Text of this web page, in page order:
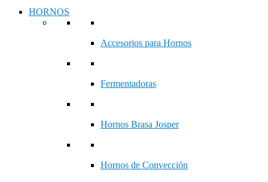
HORNOS
Accesorios para Hornos
Fermentadoras
Hornos Brasa Josper
Hornos de Convección